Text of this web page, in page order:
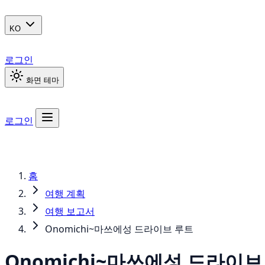
KO
로그인
화면 테마
로그인
홈
여행 계획
여행 보고서
Onomichi~마쓰에성 드라이브 루트